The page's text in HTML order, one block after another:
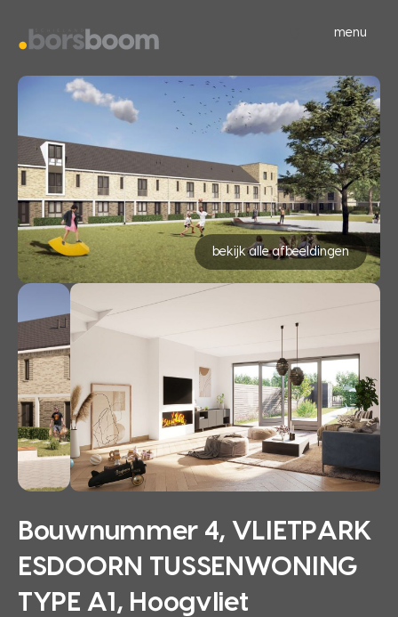
menu
bekijk alle afbeeldingen
Bouwnummer 4, VLIETPARK
ESDOORN TUSSENWONING
TYPE A1, Hoogvliet